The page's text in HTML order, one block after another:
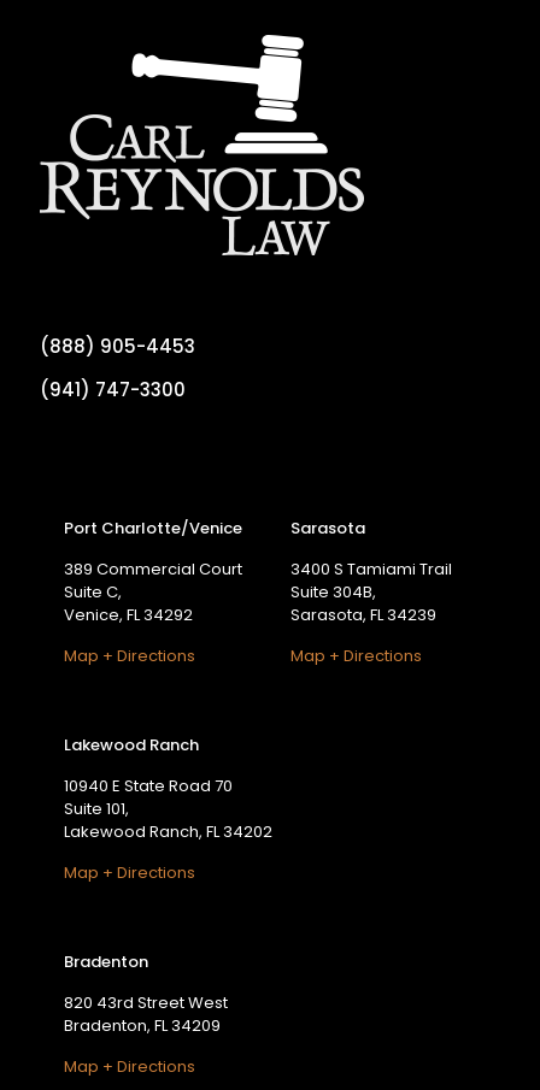
(888) 905-4453
(941) 747-3300
Port Charlotte/Venice
389 Commercial Court
Suite C,
Venice, FL 34292
Map + Directions
Sarasota
3400 S Tamiami Trail
Suite 304B,
Sarasota, FL 34239
Map + Directions
Lakewood Ranch
10940 E State Road 70
Suite 101,
Lakewood Ranch, FL 34202
Map + Directions
Bradenton
820 43rd Street West
Bradenton, FL 34209
Map + Directions